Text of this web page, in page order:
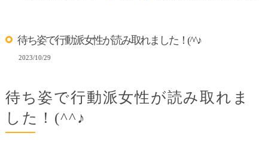
待ち姿で行動派女性が読み取れました！(^^♪
2023/10/29
待ち姿で行動派女性が読み取れま
した！(^^♪